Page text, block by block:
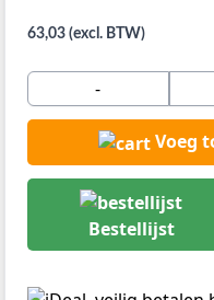
63,03 (excl. BTW)
-
Voeg
Bestellijst